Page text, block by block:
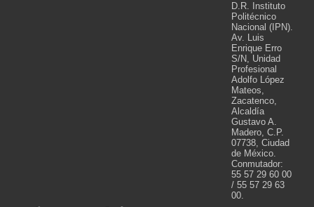
D.R. Instituto
Politécnico
Nacional (IPN).
Av. Luis
Enrique Erro
S/N, Unidad
Profesional
Adolfo López
Mateos,
Zacatenco,
Alcaldía
Gustavo A.
Madero, C.P.
07738, Ciudad
de México.
Conmutador:
55 57 29 60 00
/ 55 57 29 63
00.